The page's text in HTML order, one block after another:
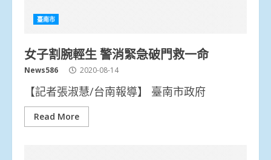
臺南市
女子割腕輕生 警消緊急破門救一命
News586 2020-08-14
【記者張淑慧/台南報導】 臺南市政府
Read More